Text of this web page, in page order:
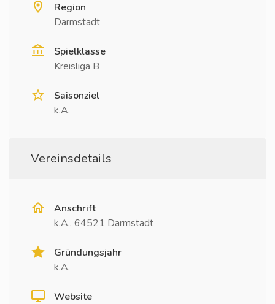
Region
Darmstadt
Spielklasse
Kreisliga B
Saisonziel
k.A.
Vereinsdetails
Anschrift
k.A., 64521 Darmstadt
Gründungsjahr
k.A.
Website